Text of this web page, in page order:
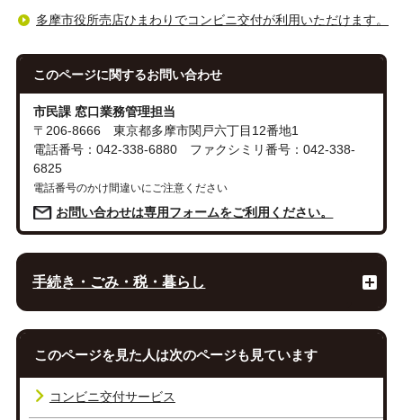
多摩市役所売店ひまわりでコンビニ交付が利用いただけます。
このページに関するお問い合わせ
市民課 窓口業務管理担当
〒206-8666 東京都多摩市関戸六丁目12番地1
電話番号：042-338-6880 ファクシミリ番号：042-338-
6825
電話番号のかけ間違いにご注意ください
お問い合わせは専用フォームをご利用ください。
手続き・ごみ・税・暮らし
このページを見た人は次のページも見ています
コンビニ交付サービス